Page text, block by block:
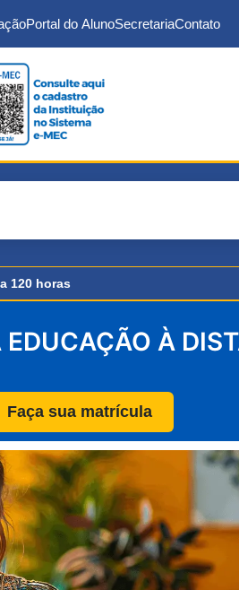
Portal do AlunoSecretariaContato
120 horas
EDUCAÇÃO À
Faça sua matrícula